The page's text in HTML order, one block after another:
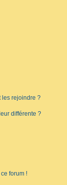
les rejoindre ?
différente ?
forum !